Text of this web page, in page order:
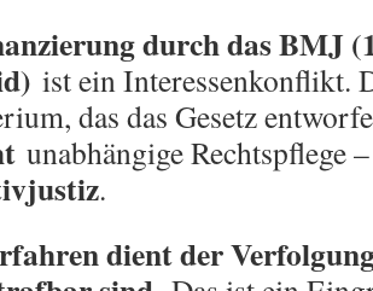
durch das BMJ
ist ein Interessenkonflikt.
das das Gesetz
unabhängige Rechtspflege
.
dient der